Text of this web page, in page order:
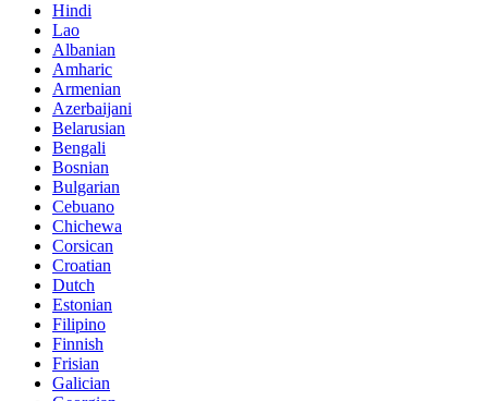
Hindi
Lao
Albanian
Amharic
Armenian
Azerbaijani
Belarusian
Bengali
Bosnian
Bulgarian
Cebuano
Chichewa
Corsican
Croatian
Dutch
Estonian
Filipino
Finnish
Frisian
Galician